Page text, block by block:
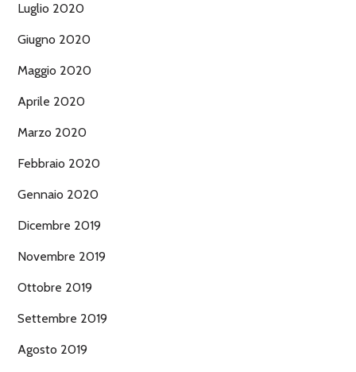
Luglio 2020
Giugno 2020
Maggio 2020
Aprile 2020
Marzo 2020
Febbraio 2020
Gennaio 2020
Dicembre 2019
Novembre 2019
Ottobre 2019
Settembre 2019
Agosto 2019